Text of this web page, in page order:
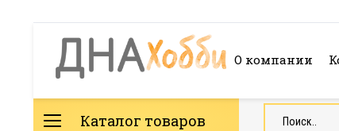
О компании
Каталог товаров